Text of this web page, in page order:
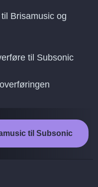
Brisamusic og
til Subsonic
til Subsonic